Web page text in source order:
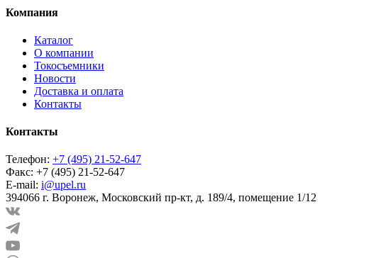
Компания
Каталог
О компании
Токосъемники
Новости
Доставка и оплата
Контакты
Контакты
Телефон: +7 (495) 21-52-647
Факс: +7 (495) 21-52-647
E-mail: i@upel.ru
394066 г. Воронеж, Московский пр-кт, д. 189/4, помещение 1/12